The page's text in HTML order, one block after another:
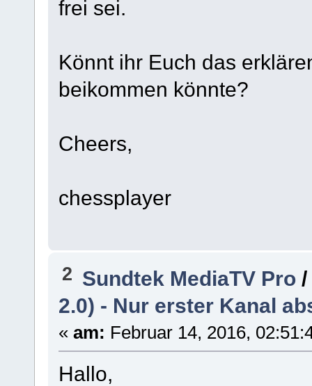
frei sei.
Könnt ihr Euch das
beikommen könnte?
Cheers,
chessplayer
2 Sundtek MediaTV Pro
2.0) - Nur erster Kanal
« am: Februar 14, 2016,
Hallo,